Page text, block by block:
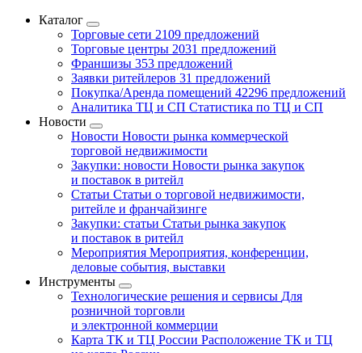
Каталог
Торговые сети 2109 предложений
Торговые центры 2031 предложений
Франшизы 353 предложений
Заявки ритейлеров 31 предложений
Покупка/Аренда помещений 42296 предложений
Аналитика ТЦ и СП Статистика по ТЦ и СП
Новости
Новости Новости рынка коммерческой
торговой недвижимости
Закупки: новости Новости рынка закупок
и поставок в ритейл
Статьи Статьи о торговой недвижимости,
ритейле и франчайзинге
Закупки: статьи Статьи рынка закупок
и поставок в ритейл
Мероприятия Мероприятия, конференции,
деловые события, выставки
Инструменты
Технологические решения и сервисы Для
розничной торговли
и электронной коммерции
Карта ТК и ТЦ России Расположение ТК и ТЦ